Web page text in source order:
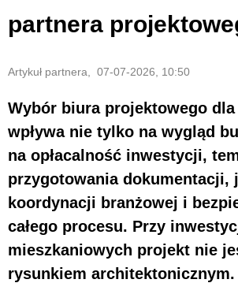
partnera
Artykuł partnera, 07-07-2026, 10:50
Wybór biura projektowego
wpływa nie tylko na wygląd
na opłacalność inwestycji,
przygotowania dokumentacji,
koordynacji branżowej i
całego procesu. Przy
mieszkaniowych projekt nie
rysunkiem architektonicznym.